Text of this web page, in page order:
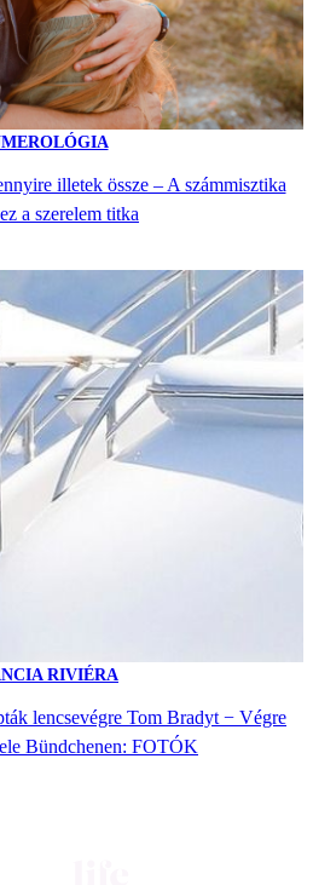
illetek össze – A számmisztika
a szerelem titka
RIVIÉRA
lencsevégre Tom Bradyt − Végre
Bündchenen: FOTÓK